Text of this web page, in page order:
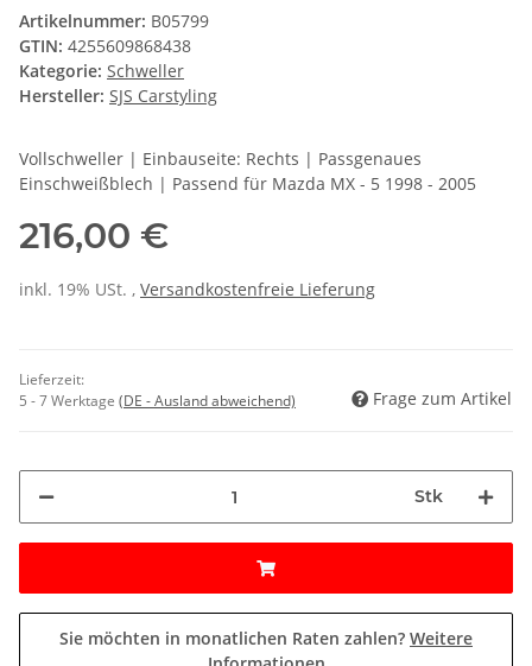
Artikelnummer: B05799
GTIN: 4255609868438
Kategorie: Schweller
Hersteller: SJS Carstyling
Vollschweller | Einbauseite: Rechts | Passgenaues
Einschweißblech | Passend für Mazda MX - 5 1998 - 2005
216,00 €
inkl. 19% USt. , Versandkostenfreie Lieferung
Lieferzeit:
5 - 7 Werktage (DE - Ausland abweichend) Frage zum Artikel
Stk
Sie möchten in monatlichen Raten zahlen? Weitere